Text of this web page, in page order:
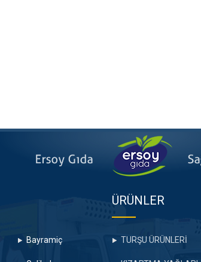
Bayramiç
ÜRÜNLER
TURŞU ÜRÜNLERİ